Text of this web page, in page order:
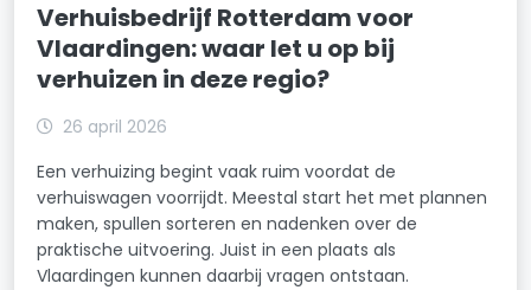
Verhuisbedrijf Rotterdam voor
Vlaardingen: waar let u op bij
verhuizen in deze regio?
26 april 2026
Een verhuizing begint vaak ruim voordat de
verhuiswagen voorrijdt. Meestal start het met plannen
maken, spullen sorteren en nadenken over de
praktische uitvoering. Juist in een plaats als
Vlaardingen kunnen daarbij vragen ontstaan.